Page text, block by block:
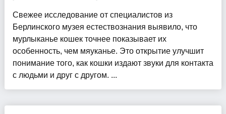
Свежее исследование от специалистов из
Берлинского музея естествознания выявило, что
мурлыканье кошек точнее показывает их
особенность, чем мяуканье. Это открытие улучшит
понимание того, как кошки издают звуки для контакта
с людьми и друг с другом. ...